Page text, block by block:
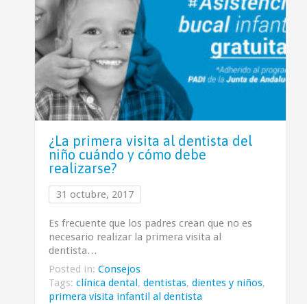
¿La primera visita al dentista del
niño cuándo y cómo debe
realizarse?
31 octubre, 2017
Es frecuente que los padres crean que no es
necesario realizar la primera visita al
dentista…
Posted in: Consejos
Tags: clínica dental , dentistas, dientes y niños,
primera visita infantil al dentista